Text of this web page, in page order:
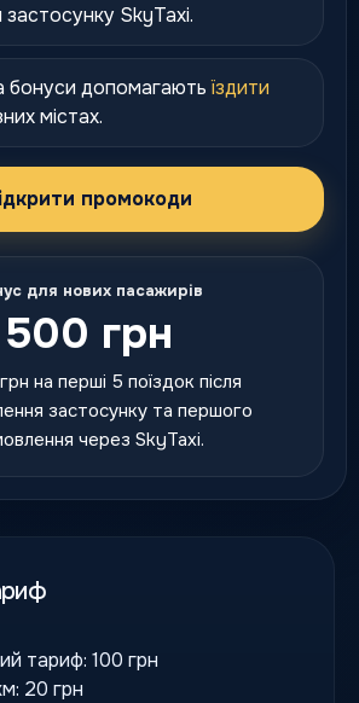
SkyTaxi.
бонуси допомагаютьїздити
містах.
промокоди
для нових пасажирів
500 грн
на перші 5 поїздок після
застосунку та першого
через SkyTaxi.
тариф: 100 грн
20 грн